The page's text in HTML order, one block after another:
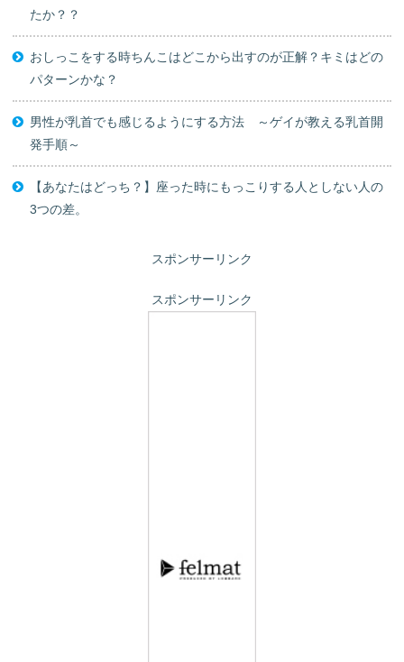
たか？？
おしっこをする時ちんこはどこから出すのが正解？キミはどの
パターンかな？
男性が乳首でも感じるようにする方法 ～ゲイが教える乳首開
発手順～
【あなたはどっち？】座った時にもっこりする人としない人の
3つの差。
スポンサーリンク
スポンサーリンク